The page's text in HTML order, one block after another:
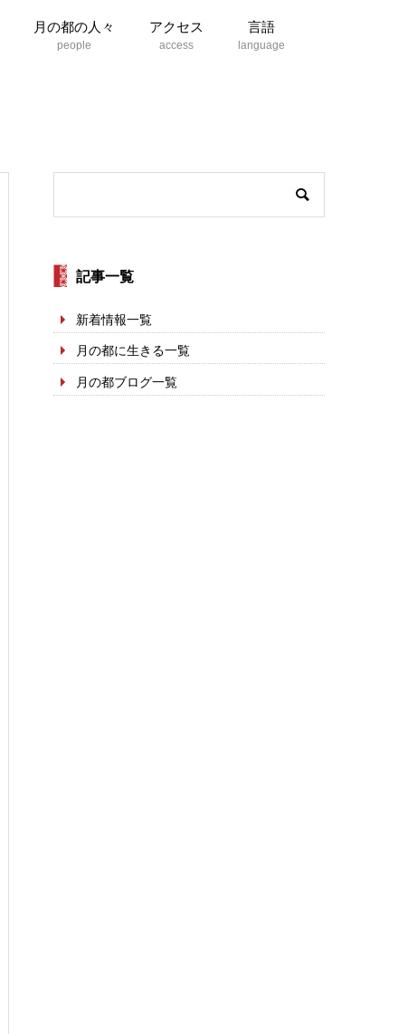
月の都の人々 アクセス 言語
記事一覧
新着情報一覧
月の都に生きる一覧
月の都ブログ一覧